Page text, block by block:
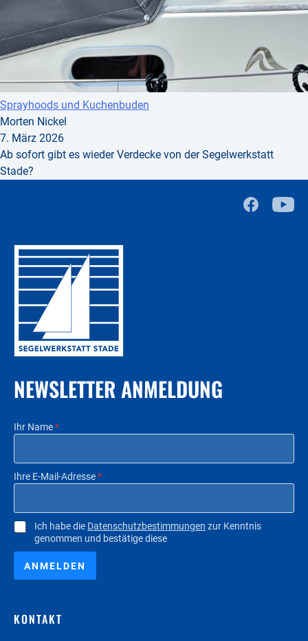
Sprayhoods und Kuchenbuden
Morten Nickel
7. März 2026
Ab sofort gibt es wieder Verdecke von der Segelwerkstatt
Stade?
NEWSLETTER ANMELDUNG
Ihr Name*
Ihre E-Mail-Adresse*
C
e
k
x
Ich habe die Datenschutzbestimmungen zur Kenntnis
genommen und bestätige diese
ANMELDEN
KONTAKT